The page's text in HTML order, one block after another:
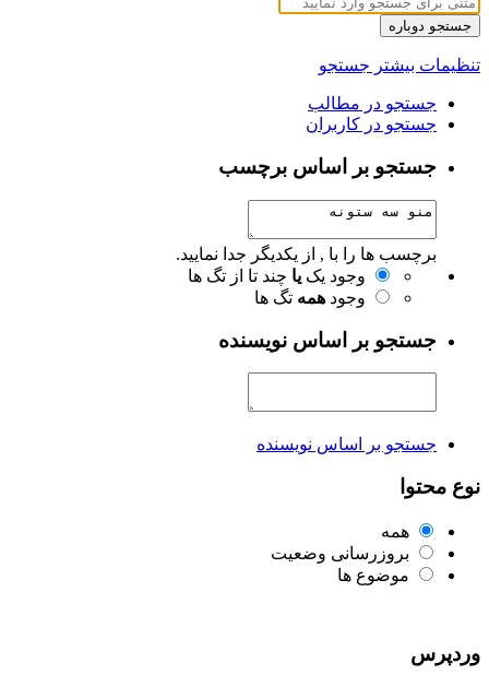
جستجو دوباره
تنظیمات بیشتر جستجو
جستجو در مطالب
جستجو در کاربران
جستجو بر اساس برچسب
برچسب ها را با , از یکدیگر جدا نمایید.
وجود یک یا چند تا از تگ ها
وجود همه تگ ها
جستجو بر اساس نویسنده
جستجو بر اساس نویسنده
نوع محتوا
همه
بروزرسانی وضعیت
موضوع ها
وردپرس